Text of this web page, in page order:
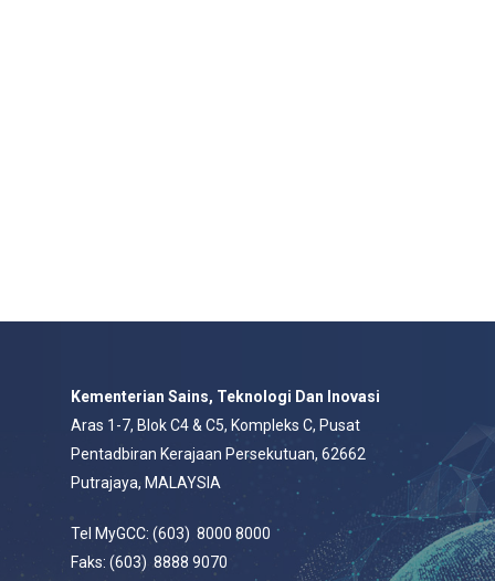
Kementerian Sains, Teknologi Dan Inovasi
Aras 1-7, Blok C4 & C5, Kompleks C, Pusat
Pentadbiran Kerajaan Persekutuan, 62662
Putrajaya, MALAYSIA
Tel MyGCC: (603) 8000 8000
Faks: (603) 8888 9070